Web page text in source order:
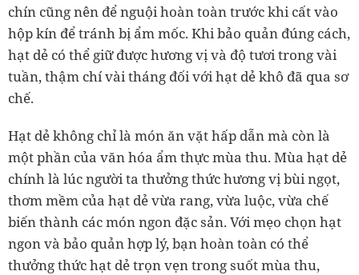
chín cũng nên để nguội hoàn toàn trước khi cất vào
hộp kín để tránh bị ẩm mốc. Khi bảo quản đúng cách,
hạt dẻ có thể giữ được hương vị và độ tươi trong vài
tuần, thậm chí vài tháng đối với hạt dẻ khô đã qua sơ
chế.
Hạt dẻ không chỉ là món ăn vặt hấp dẫn mà còn là
một phần của văn hóa ẩm thực mùa thu. Mùa hạt dẻ
chính là lúc người ta thưởng thức hương vị bùi ngọt,
thơm mềm của hạt dẻ vừa rang, vừa luộc, vừa chế
biến thành các món ngon đặc sản. Với mẹo chọn hạt
ngon và bảo quản hợp lý, bạn hoàn toàn có thể
thưởng thức hạt dẻ trọn vẹn trong suốt mùa thu,